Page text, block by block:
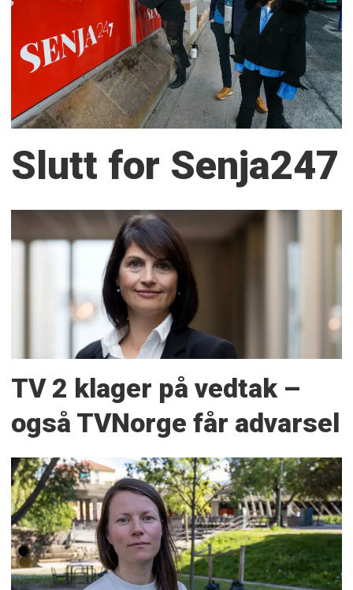
Slutt for Senja247
TV 2 klager på vedtak –
også TVNorge får advarsel